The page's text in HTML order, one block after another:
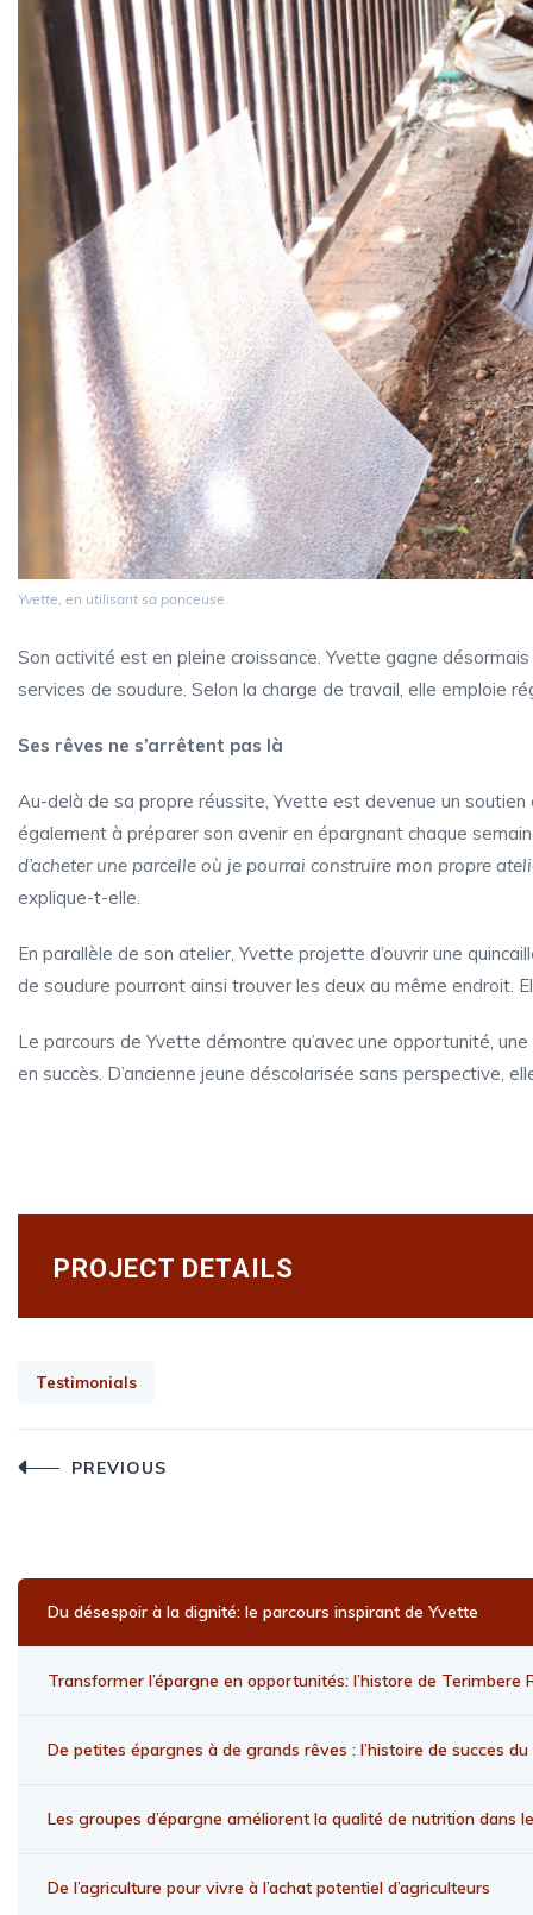
Yvette, en utilisant sa ponceuse.
Son activité est en pleine croissance. Yvette gagne
services de soudure. Selon la charge de travail, elle emploie
Ses rêves ne s’arrêtent pas là
Au-delà de sa propre réussite, Yvette est devenue un
également à préparer son avenir en épargnant chaque
d’acheter une parcelle où je pourrai construire mon propre
explique-t-elle.
En parallèle de son atelier, Yvette projette d’ouvrir une
de soudure pourront ainsi trouver les deux au même endroit.
Le parcours de Yvette démontre qu’avec une opportunité,
en succès. D’ancienne jeune déscolarisée sans perspective,
PROJECT DETAILS
Testimonials
PostPREVIOUS
Du désespoir à la dignité: le parcours inspirant de Yvette
Transformer l’épargne en opportunités: l’histore de Terimbere
De petites épargnes à de grands rêves : l’histoire de succes
Les groupes d’épargne améliorent la qualité de nutrition dans
De l’agriculture pour vivre à l’achat potentiel d’agriculteurs